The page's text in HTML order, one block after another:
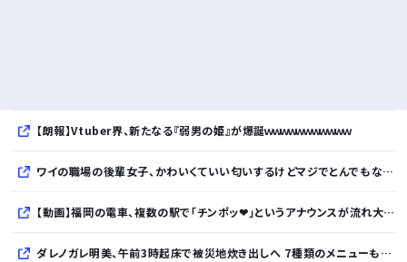
【朗報】Vtuber界、新たなる『弱男の姫』が爆誕ｗｗｗｗｗｗｗｗｗｗｗ
ワイの職場の後輩女子、かわいくていい匂いするけどマジでとんでもなく無能
【動画】福岡の電車、複数の駅で「チンポッ❤」というアナウンスが流れ大騒ぎwwwwwwwww
ダレノガレ明美、午前3時起床で被災地炊き出しへ 7種類のメニューも公開 大量物資とともに